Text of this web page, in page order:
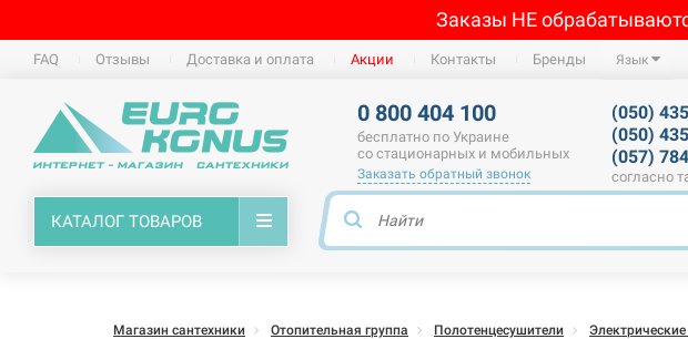
Заказы НЕ
FAQ Отзывы Доставка и оплата Акции Контакты Бренды Язык
0 800 404 100
бесплатно по Украине
со стационарных и мобильных
Заказать обратный звонок
(050)
(050)
(057)
согласно
КАТАЛОГ ТОВАРОВ
Магазин сантехники Отопительная группа Полотенцесушители